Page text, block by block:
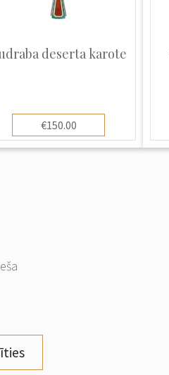
deserta karote
€150.00